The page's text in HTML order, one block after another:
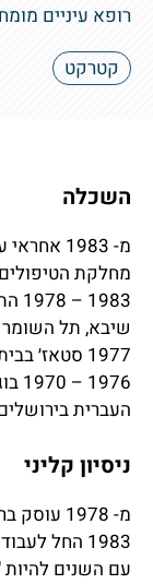
רופא עיניים
קטרקט
השכלה
מ- 1983
מחלקת
שיבא, תל השומר
1977 סטאז׳ בבית החולים עין כרם
העברית
ניסיון קליני
מ- 1978 עוסק ברפואת עיניים
1983 החל
עם השנים להיות